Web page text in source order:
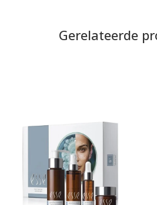
Gerelateerde